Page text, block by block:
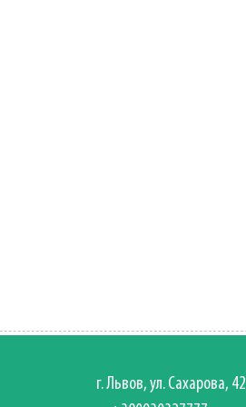
г. Львов, ул. Сахарова, 42